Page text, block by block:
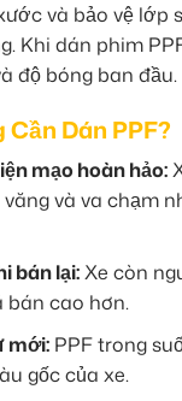
và bảo vệ lớp
Khi dán phim
độ bóng ban đầu.
Dán PPF?
mạo hoàn hảo:
và va chạm
bán lại:Xe còn
bán cao hơn.
mới: PPF trong
gốc của xe.